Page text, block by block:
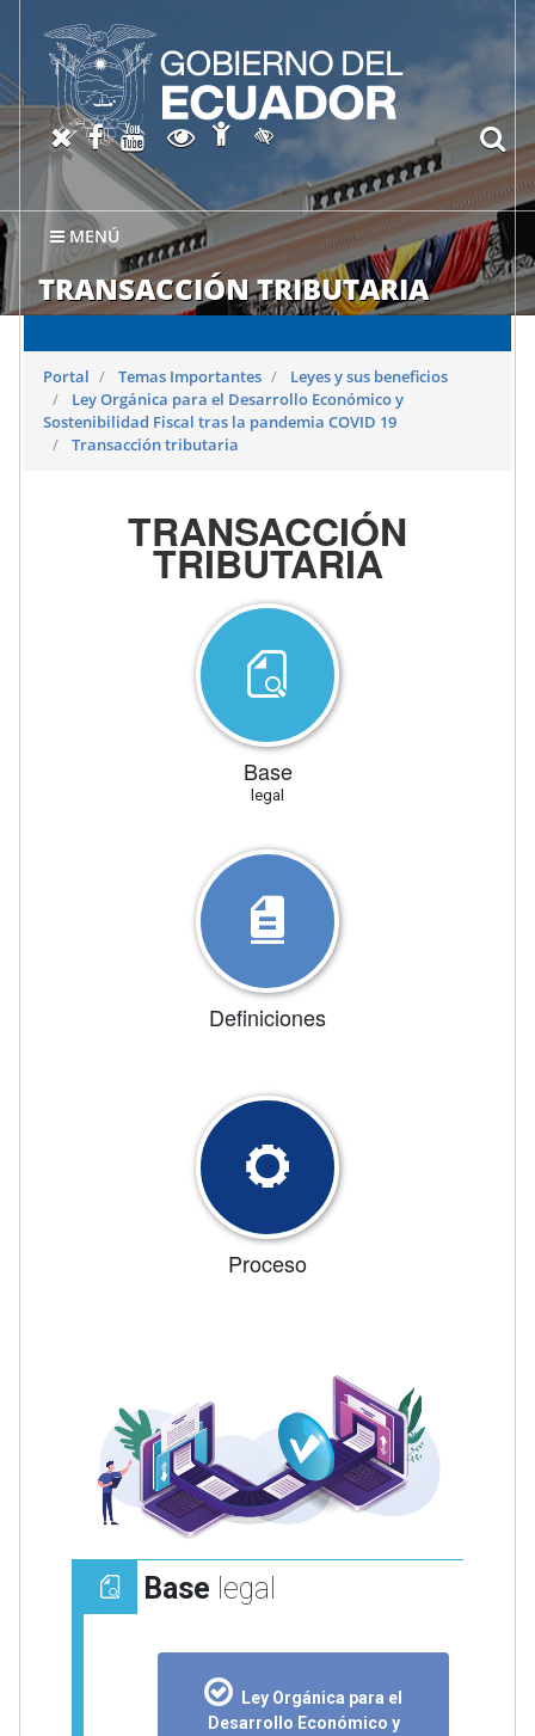
MENÚ
TRANSACCIÓN TRIBUTARIA
X oficial del SRI
Facebook oficial SRI
Canal del SRI en YouTube
Abrir página de
Abrir página de
Activar/quitar contraste
Portal Temas Importantes
Leyes y sus beneficios
Ley Orgánica para el Desarrollo Económico y
Sostenibilidad Fiscal tras la pandemia COVID 19
Transacción tributaria
TRANSACCIÓN
TRIBUTARIA
Base
legal
Definiciones
Proceso
Base legal
Ley Orgánica para el
Desarrollo Económico y